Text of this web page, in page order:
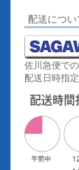
配送につい
佐川急便での
配送日時指